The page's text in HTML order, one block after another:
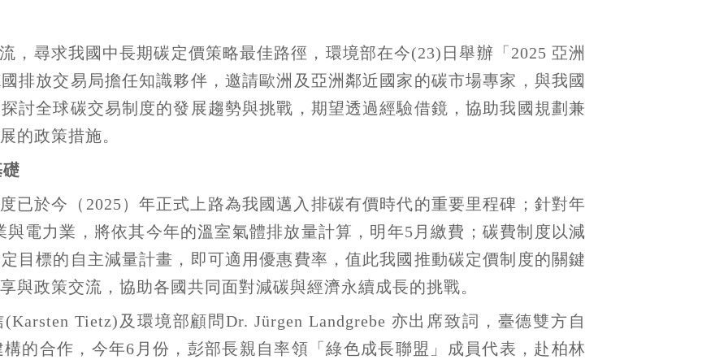
，尋求我國中長期碳定價策略最佳路徑，環境部在今(23)日舉辦「2025 亞洲
排放交易局擔任知識夥伴，邀請歐洲及亞洲鄰近國家的碳市場專家，與我國
討全球碳交易制度的發展趨勢與挑戰，期望透過經驗借鏡，協助我國規劃兼
的政策措施。
已於今（2025）年正式上路為我國邁入排碳有價時代的重要里程碑；針對年
電力業，將依其今年的溫室氣體排放量計算，明年5月繳費；碳費制度以減
目標的自主減量計畫，即可適用優惠費率，值此我國推動碳定價制度的關鍵
與政策交流，協助各國共同面對減碳與經濟永續成長的挑戰。
Tietz)及環境部顧問Dr. Jürgen Landgrebe 亦出席致詞，臺德雙方自
的合作，今年6月份，彭部長親自率領「綠色成長聯盟」成員代表，赴柏林